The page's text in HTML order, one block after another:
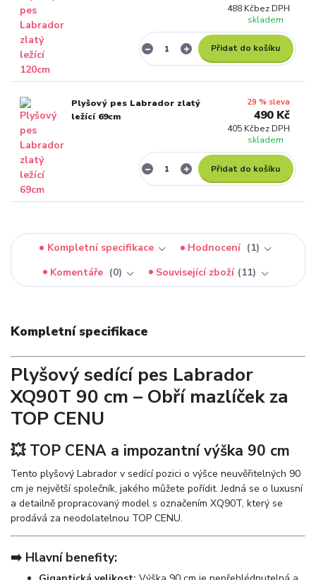
488 Kčbez DPH
skladem
Přidat do košíku
Plyšový pes Labrador zlatý
ležící 69cm
29 % sleva
490 Kč
405 Kčbez DPH
skladem
Přidat do košíku
Kompletní specifikace Hodnocení
1
Komentáře
0 Související zboží 11
Kompletní specifikace
Plyšový sedící pes Labrador
XQ90T 90 cm – Obří mazlíček za
TOP CENU
💥 TOP CENA a impozantní výška 90 cm
Tento plyšový Labrador v sedící pozici o výšce neuvěřitelných 90
cm je největší společník, jakého můžete pořídit. Jedná se o luxusní
a detailně propracovaný model s označením XQ90T, který se
prodává za neodolatelnou TOP CENU.
➡️ Hlavní benefity: